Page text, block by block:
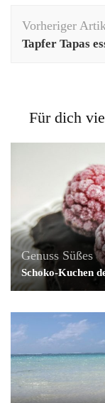
Vorheriger
Tapfer Tapas
Für dich
Genuss Süßes
Schoko-Kuchen